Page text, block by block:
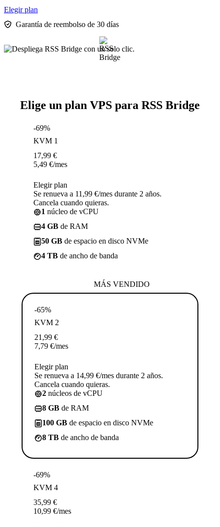
Elegir plan
Garantía de reembolso de 30 días
Elige un plan VPS para RSS Bridge
-69%
KVM 1
17,99 €
5,49 €/mes
Elegir plan
Se renueva a 11,99 €/mes durante 2 años.
Cancela cuando quieras.
1 núcleo de vCPU
4 GB de RAM
50 GB de espacio en disco NVMe
4 TB de ancho de banda
MÁS VENDIDO
-65%
KVM 2
21,99 €
7,79 €/mes
Elegir plan
Se renueva a 14,99 €/mes durante 2 años.
Cancela cuando quieras.
2 núcleos de vCPU
8 GB de RAM
100 GB de espacio en disco NVMe
8 TB de ancho de banda
-69%
KVM 4
35,99 €
10,99 €/mes